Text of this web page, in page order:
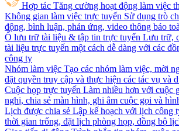
Hợp tác Tăng cường hoạt động làm việc
Không gian làm việc trực tuyến Sử dụng trò
động, bình luận, phản ứng, video thông báo
Ổ lưu trữ tài liệu & tập tin trực tuyến Lưu trữ,
tài liệu trực tuyến một cách dễ dàng với các
công ty
Nhóm làm việc Tạo các nhóm làm việc, mời
đặt quyền truy cập và thực hiện các tác vụ và
Cuộc họp trực tuyến Làm nhiều hơn với cuộc
nghị, chia sẻ màn hình, ghi âm cuộc gọi và
Lịch được chia sẻ Lập kế hoạch với lịch công
thời gian trống, đặt lịch phòng họp, đồng bộ